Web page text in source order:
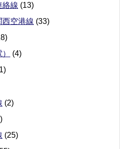
絡線 (13)
西空港線 (33)
(4)
(2)
(25)